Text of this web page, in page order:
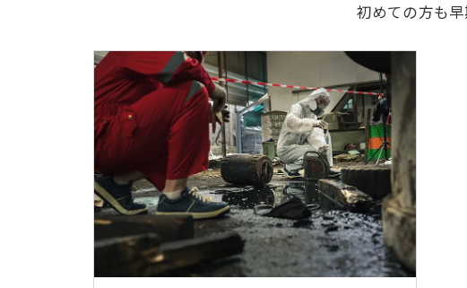
初めての方も